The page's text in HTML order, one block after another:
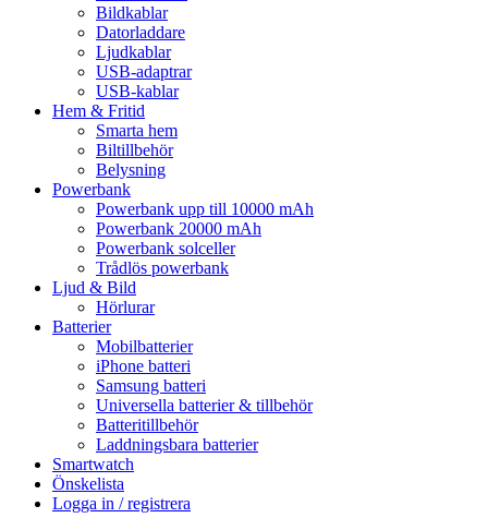
Bildkablar
Datorladdare
Ljudkablar
USB-adaptrar
USB-kablar
Hem & Fritid
Smarta hem
Biltillbehör
Belysning
Powerbank
Powerbank upp till 10000 mAh
Powerbank 20000 mAh
Powerbank solceller
Trådlös powerbank
Ljud & Bild
Hörlurar
Batterier
Mobilbatterier
iPhone batteri
Samsung batteri
Universella batterier & tillbehör
Batteritillbehör
Laddningsbara batterier
Smartwatch
Önskelista
Logga in / registrera